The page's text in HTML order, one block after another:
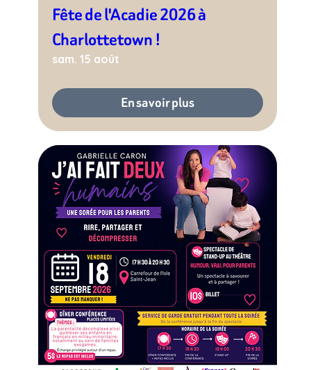
Fête de l'Acadie 2026 à
Charlottetown !
sam. 15 août
En savoir plus